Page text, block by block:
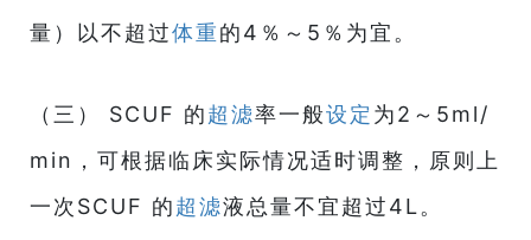
量）以不超过体重的4％～5％为宜。
（三） SCUF 的超滤率一般设定 为2～5ml/
min，可根据临床实际情况适时调整，原则上
一次SCUF 的超滤液总量不宜超过4L。